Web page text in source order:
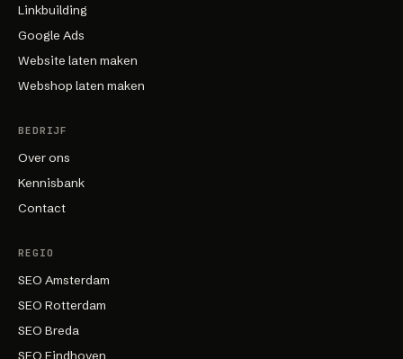
Linkbuilding
Google Ads
Website laten maken
Webshop laten maken
BEDRIJF
Over ons
Kennisbank
Contact
REGIO
SEO Amsterdam
SEO Rotterdam
SEO Breda
SEO Eindhoven